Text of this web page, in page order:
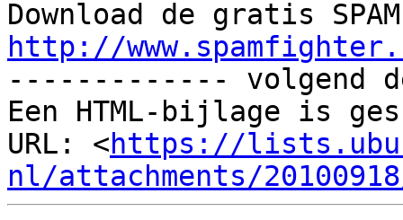
http://
------------- volgend
Een HTML-bijlage is
URL: <https://
nl/attachments/